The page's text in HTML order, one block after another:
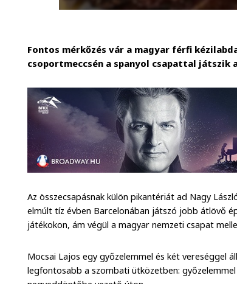
Fontos mérkőzés vár a magyar férfi
csoportmeccsén a spanyol csapattal játszik
Az összecsapásnak külön pikantériát ad Nagy
elmúlt tíz évben Barcelonában játszó jobb átlövő
játékokon, ám végül a magyar nemzeti csapat
Mocsai Lajos egy győzelemmel és két vereséggel
legfontosabb a szombati ütközetben: